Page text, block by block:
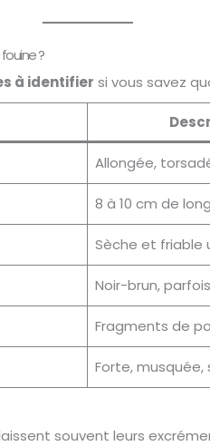
?
à identifier si vous savez
Allongée,
8 à 10 cm de
Sèche et friable
Noir-brun,
Fragments de
Forte,
souvent leurs